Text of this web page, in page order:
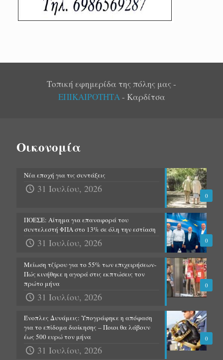
Τοπική εφημερίδα της πόλης μας -
ΕΠΙΚΑΙΡΟΤΗΤΑ- Καρδίτσα
Οικονομία
0
Νέα εποχή για τις συντάξεις
31 Ιουλίου, 2026
0
ΠΟΕΣΕ: Αίτημα για επαναφορά του
συντελεστή ΦΠΑ στο 13% σε όλη την εστίαση
31 Ιουλίου, 2026
0
Μείωση τζίρου για το 55% των επιχειρήσεων-
Πώς κινήθηκε η αγορά στις εκπτώσεις τον
πρώτο μήνα
31 Ιουλίου, 2026
0
Ένοπλες Δυνάμεις: Υπογράφηκε η απόφαση
για το επίδομα διοίκησης – Ποιοι θα λάβουν
έως 500 ευρώ τον μήνα
31 Ιουλίου, 2026